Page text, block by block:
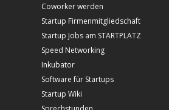
Coworker werden
Startup Firmenmitgliedschaft
Startup Jobs am STARTPLATZ
Speed Networking
Inkubator
Software für Startups
Startup Wiki